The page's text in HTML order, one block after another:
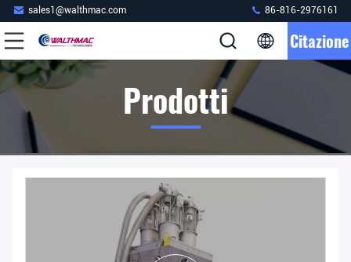
sales1@walthmac.com 86-816-2976161
Citazione
Prodotti